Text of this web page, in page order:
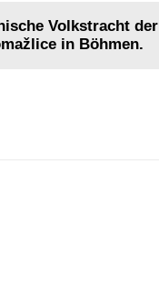
Volkstracht der
in Böhmen.